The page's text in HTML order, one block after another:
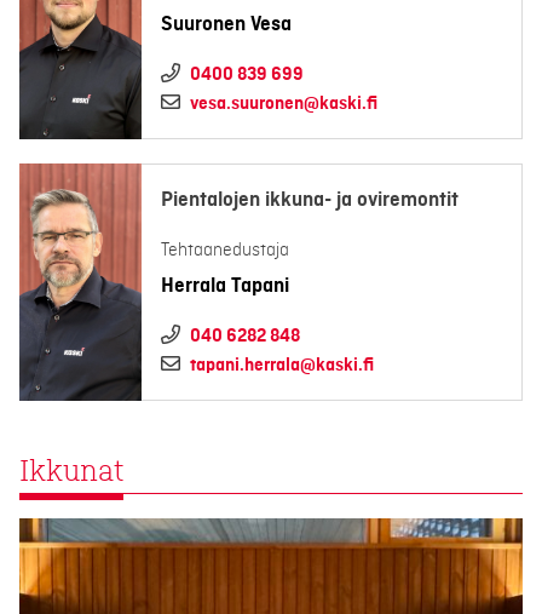
Suuronen Vesa
0400 839 699
vesa.suuronen@kaski.fi
Pientalojen ikkuna- ja oviremontit
Tehtaanedustaja
Herrala Tapani
040 6282 848
tapani.herrala@kaski.fi
Ikkunat